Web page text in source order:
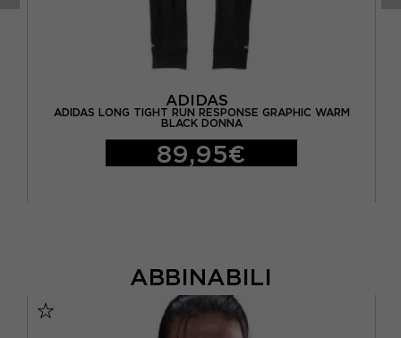
ADIDAS
ADIDAS LONG TIGHT RUN RESPONSE GRAPHIC WARM
BLACK DONNA
89,95€
ABBINABILI